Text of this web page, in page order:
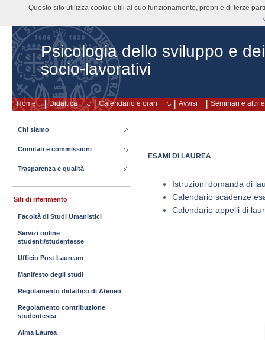
Psicologia dello sviluppo e
socio-lavorativi
Home Didattica Calendario e orari Avvisi Seminari e altri
ESAMI DI LAUREA
Istruzioni domanda di
Calendario scadenze
Calendario appelli di
Chi siamo
Comitati e commissioni
Trasparenza e qualità
Siti di riferimento
Facoltà di Studi Umanistici
Servizi online
studenti/studentesse
Ufficio Post Lauream
Manifesto degli studi
Regolamento didattico di Ateneo
Regolamento contribuzione
studentesca
Alma Laurea
Questo sito utilizza cookie utili al suo funzionamento, propri e di terze